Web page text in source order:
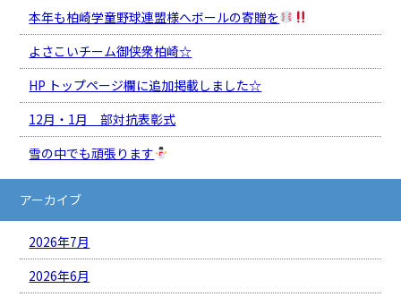
本年も柏崎学童野球連盟様へボールの寄贈を
よさこいチーム御侠衆柏崎☆
HP トップページ欄に追加掲載しました☆
12月・1月 部対抗表彰式
雪の中でも頑張ります
アーカイブ
2026年7月
2026年6月